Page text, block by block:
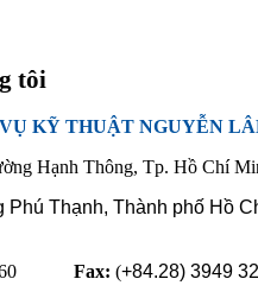
tôi
KỸ THUẬT NGUYỄN
Hạnh Thông, Tp. Hồ Chí
Phú Thạnh, Thành phố Hồ
1860 Fax: (+84.28) 3949